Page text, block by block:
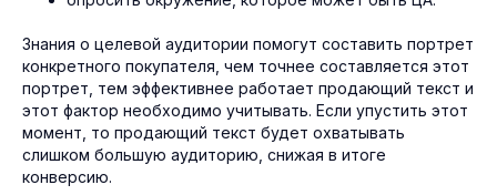
Знания о целевой аудитории помогут составить портрет
конкретного покупателя, чем точнее составляется этот
портрет, тем эффективнее работает продающий текст и
этот фактор необходимо учитывать. Если упустить этот
момент, то продающий текст будет охватывать
слишком большую аудиторию, снижая в итоге
конверсию.